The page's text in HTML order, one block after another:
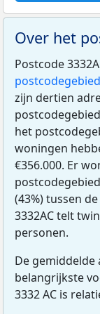
Over het
Postcode
zijn dertien
het
woningen
€356.000. Er
(43%) tussen
3332AC telt
personen.
De
belangrijkste
3332 AC is